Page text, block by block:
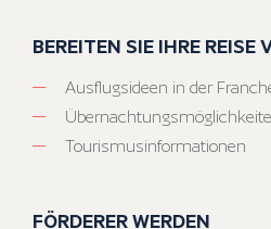
BEREITEN SIE IHRE REISE
Ausflugsideen in der
Tourismusinformationen
FÖRDERER WERDEN